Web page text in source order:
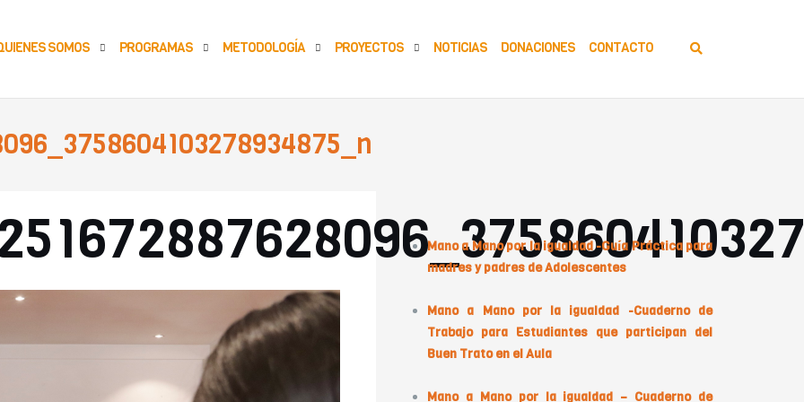
SOMOS PROGRAMAS METODOLOGÍA PROYECTOS NOTICIAS DONACIONES CONTACTO
Mano a Mano por la igualdad -Guía Práctica para
madres y padres de Adolescentes
Mano a Mano por la igualdad -Cuaderno de
Trabajo para Estudiantes que participan del
Buen Trato en el Aula
Mano a Mano por la igualdad – Cuaderno de